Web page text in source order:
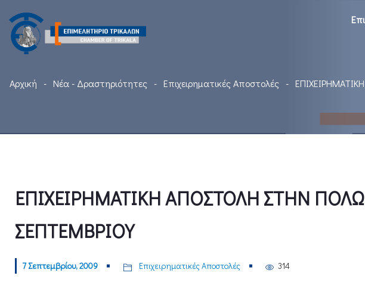
Αρχική Νέα - Δραστηριότητες Επιχειρηματικές Αποστολές
ΕΠΙΧΕΙΡΗΜΑΤΙΚΗ ΑΠΟΣΤΟΛΗ ΣΤΗΝ
ΣΕΠΤΕΜΒΡΙΟΥ
7 Σεπτεμβρίου, 2009 Επιχειρηματικές Αποστολές 314